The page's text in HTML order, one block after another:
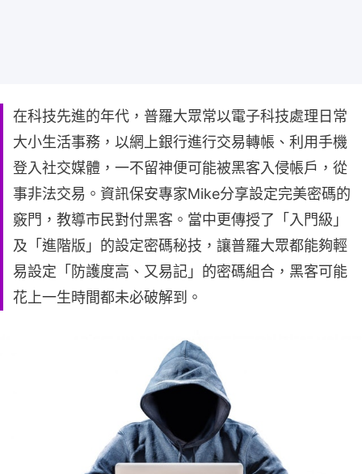
在科技先進的年代，普羅大眾常以電子科技處理日常
大小生活事務，以網上銀行進行交易轉帳、利用手機
登入社交媒體，一不留神便可能被黑客入侵帳戶，從
事非法交易。資訊保安專家Mike分享設定完美密碼的
竅門，教導市民對付黑客。當中更傳授了「入門級」
及「進階版」的設定密碼秘技，讓普羅大眾都能夠輕
易設定「防護度高、又易記」的密碼組合，黑客可能
花上一生時間都未必破解到。